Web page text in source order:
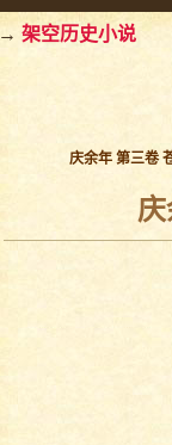
→ 架空历史小说
庆余年 第三卷